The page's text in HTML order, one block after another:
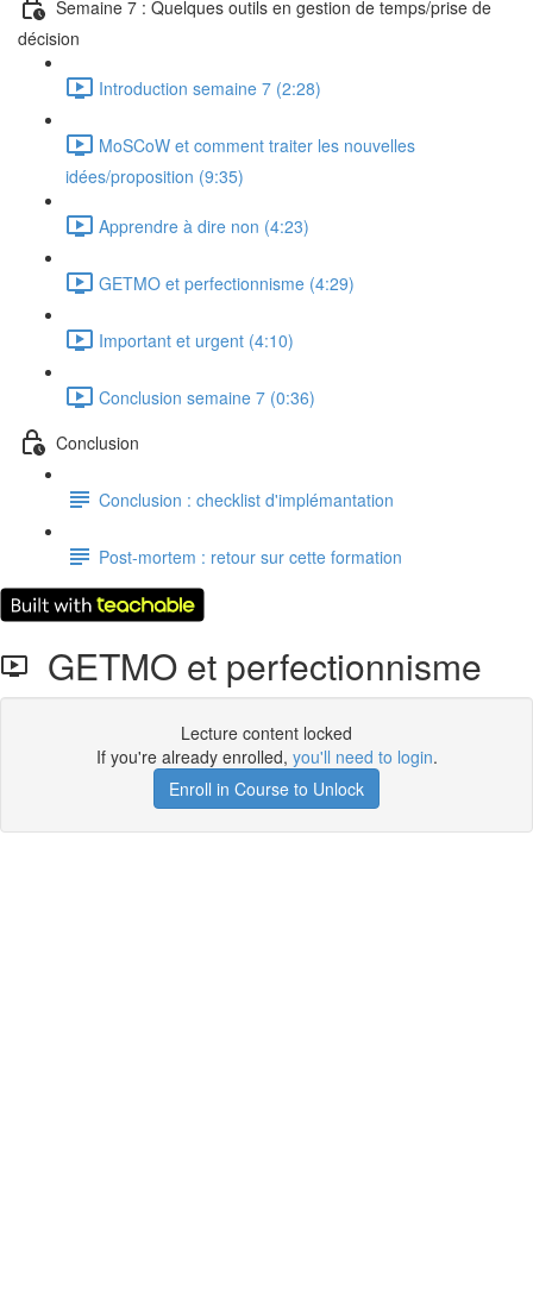
Semaine 7 : Quelques outils en gestion de temps/prise de
décision
Introduction semaine 7 (2:28)
MoSCoW et comment traiter les nouvelles
idées/proposition (9:35)
Apprendre à dire non (4:23)
GETMO et perfectionnisme (4:29)
Important et urgent (4:10)
Conclusion semaine 7 (0:36)
Conclusion
Conclusion : checklist d'implémantation
Post-mortem : retour sur cette formation
GETMO et perfectionnisme
Lecture content locked
If you're already enrolled, you'll need to login.
Enroll in Course to Unlock